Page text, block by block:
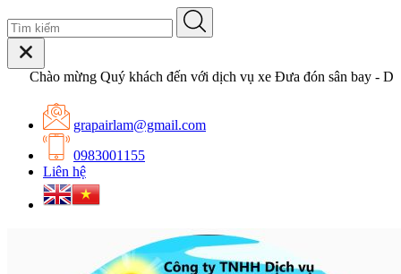
Chào mừng Quý khách đến với dịch vụ xe Đưa đón sân bay - Du
grapairlam@gmail.com
0983001155
Liên hệ